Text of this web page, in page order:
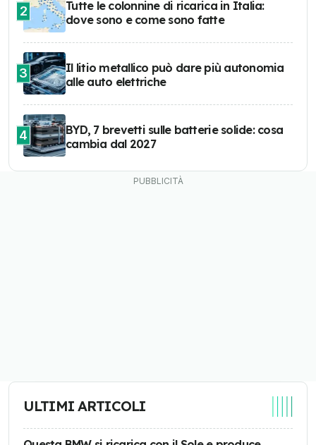
2
Tutte le colonnine di ricarica in Italia:
dove sono e come sono fatte
3
Il litio metallico può dare più autonomia
alle auto elettriche
4
BYD, 7 brevetti sulle batterie solide: cosa
cambia dal 2027
ULTIMI ARTICOLI